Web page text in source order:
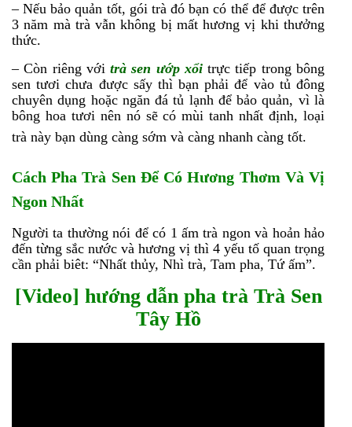
– Nếu bảo quản tốt, gói trà đó bạn có thể để được trên
3 năm mà trà vẫn không bị mất hương vị khi thưởng
thức.
– Còn riêng vớitrà sen ướp xổitrực tiếp trong bông
sen tươi chưa được sấy thì bạn phải để vào tủ đông
chuyên dụng hoặc ngăn đá tủ lạnh để bảo quản, vì là
bông hoa tươi nên nó sẽ có mùi tanh nhất định, loại
trà này bạn dùng càng sớm và càng nhanh càng tốt.
Cách Pha Trà Sen Để Có Hương Thơm Và Vị
Ngon Nhất
Người ta thường nói để có 1 ấm trà ngon và hoản hảo
đến từng sắc nước và hương vị thì 4 yếu tố quan trọng
cần phải biêt: “Nhất thủy, Nhì trà, Tam pha, Tứ ấm”.
[Video] hướng dẫn pha trà Trà Sen
Tây Hồ